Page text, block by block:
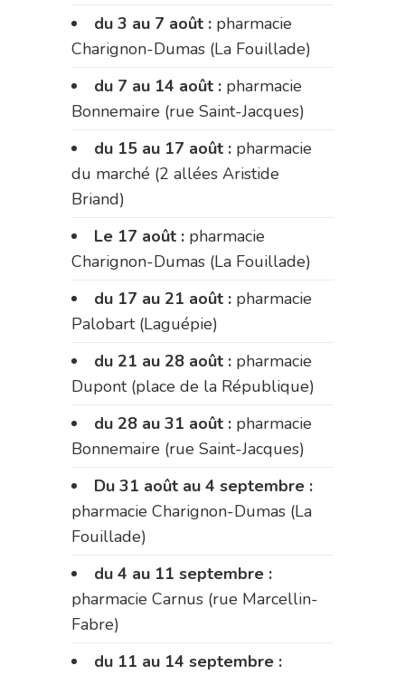
du 3 au 7 août : pharmacie
Charignon-Dumas (La Fouillade)
du 7 au 14 août : pharmacie
Bonnemaire (rue Saint-Jacques)
du 15 au 17 août : pharmacie
du marché (2 allées Aristide
Briand)
Le 17 août : pharmacie
Charignon-Dumas (La Fouillade)
du 17 au 21 août : pharmacie
Palobart (Laguépie)
du 21 au 28 août : pharmacie
Dupont (place de la République)
du 28 au 31 août : pharmacie
Bonnemaire (rue Saint-Jacques)
Du 31 août au 4 septembre :
pharmacie Charignon-Dumas (La
Fouillade)
du 4 au 11 septembre :
pharmacie Carnus (rue Marcellin-
Fabre)
du 11 au 14 septembre :